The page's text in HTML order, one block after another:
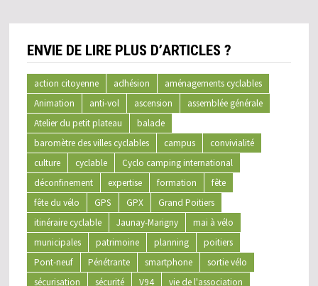
ENVIE DE LIRE PLUS D’ARTICLES ?
action citoyenne adhésion
aménagements cyclables
Animation
anti-vol ascension
assemblée générale
Atelier du petit plateau
balade
baromètre des villes cyclables
campus
convivialité
culture
cyclable
Cyclo camping international
déconfinement
expertise formation
fête
fête du vélo
GPS GPX
Grand Poitiers
itinéraire cyclable
Jaunay-Marigny
mai à vélo
municipales
patrimoine planning
poitiers
Pont-neuf
Pénétrante smartphone
sortie vélo
sécurisation
sécurité V94 vie de l'association